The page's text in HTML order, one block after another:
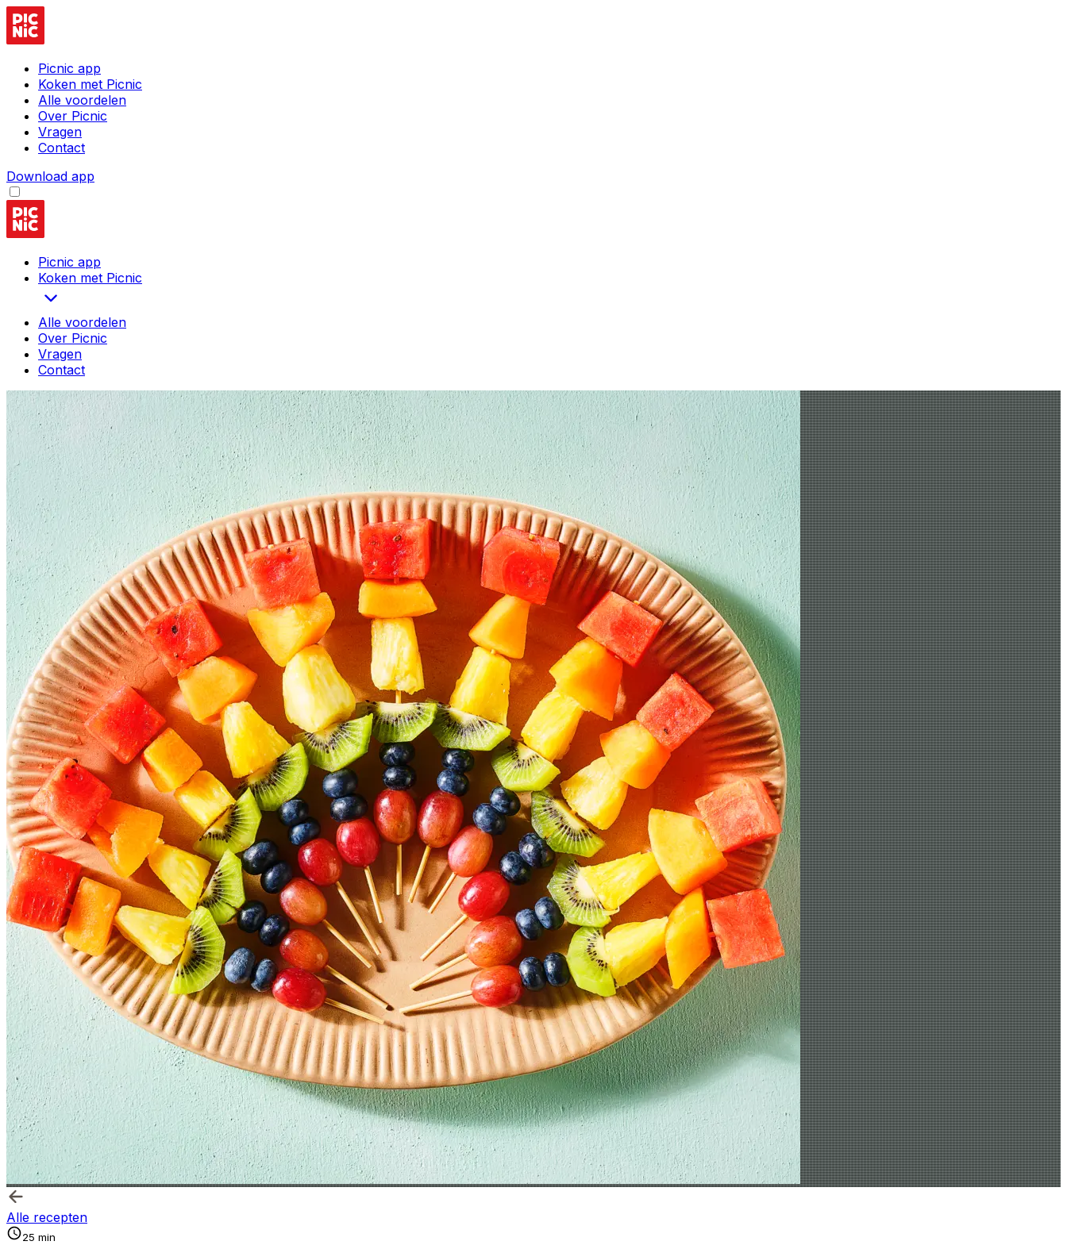
Picnic app
Koken met Picnic
Alle voordelen
Over Picnic
Vragen
Contact
Download app
Picnic app
Koken met Picnic
Alle voordelen
Over Picnic
Vragen
Contact
Alle recepten
25 min